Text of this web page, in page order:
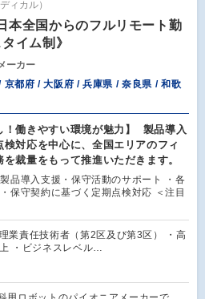
ィカル）
本全国からのフルリモート勤
イム制》
ーカー
京都府 / 大阪府 / 兵庫県 / 奈良県 / 和歌
！働きやすい環境が魅力】 製品導入
対応を中心に、全国エリアのフィ
裁量をもって推進いただきます。
品導入支援・保守活動のサポート ・各
保守契約に基づく定期点検対応 ＜注目
業責任技術者（第2区及び第3区） ・高
・ビジネスレベル…